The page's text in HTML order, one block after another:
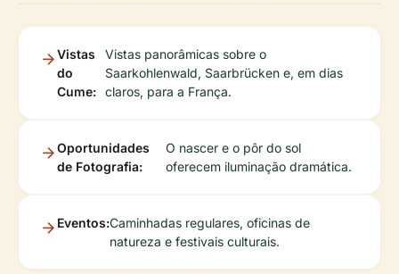
Vistas
do
Cume:
Vistas panorâmicas sobre o
Saarkohlenwald, Saarbrücken e, em dias
claros, para a França.
Oportunidades
de Fotografia:
O nascer e o pôr do sol
oferecem iluminação dramática.
Eventos:Caminhadas regulares, oficinas de
natureza e festivais culturais.